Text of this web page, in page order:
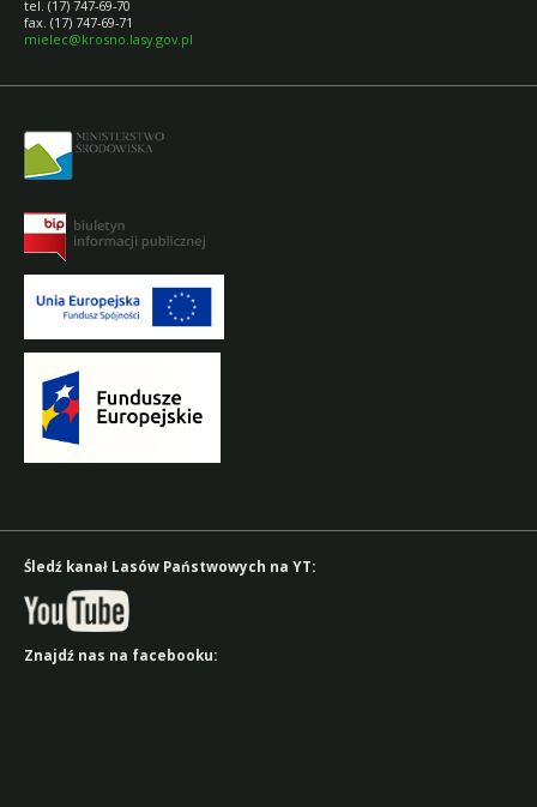
tel. (17) 747-69-70
fax. (17) 747-69-71
mielec@krosno.lasy.gov.pl
Śledź kanał Lasów Państwowych na YT:
Znajdź nas na facebooku: